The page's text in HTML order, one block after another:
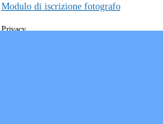
Modulo di iscrizione fotografo
Privacy